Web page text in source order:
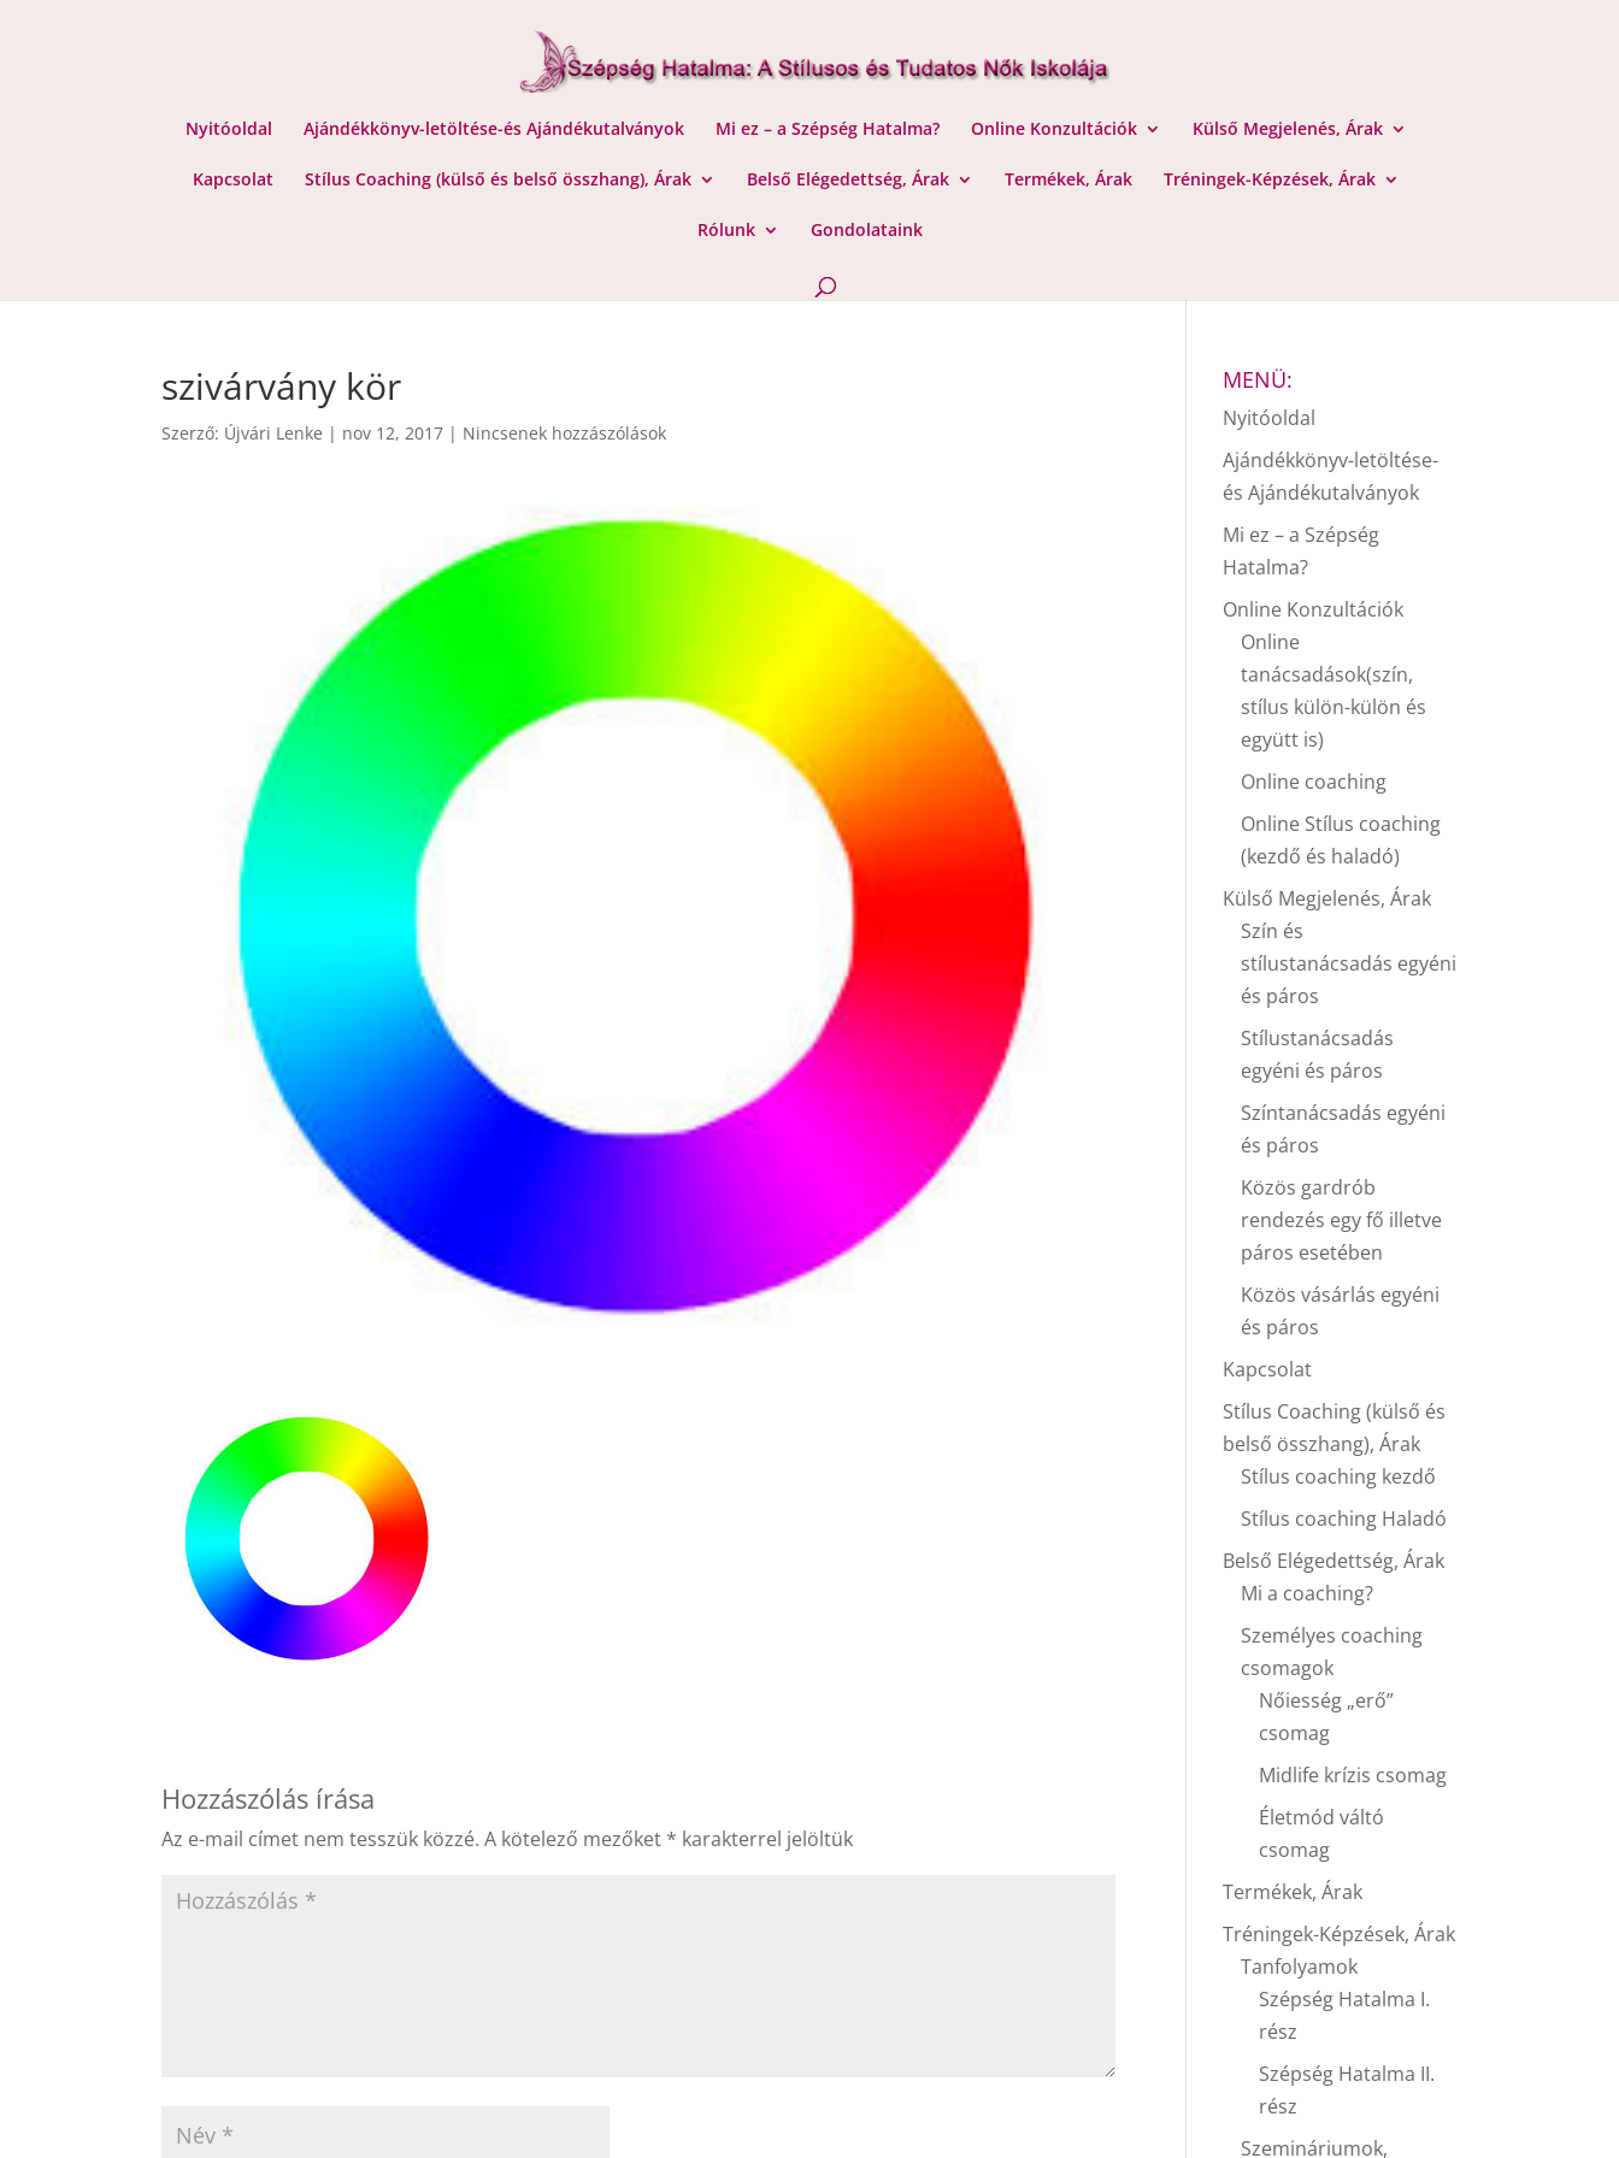
Nyitóoldal Ajándékkönyv-letöltése-és Ajándékutalványok Mi ez – a Szépség Hatalma? Online Konzultációk Külső Megjelenés, Árak
Kapcsolat Stílus Coaching (külső és belső összhang), Árak Belső Elégedettség, Árak Termékek, Árak Tréningek-Képzések, Árak
Rólunk Gondolataink
szivárvány kör
Szerző: Újvári Lenke | nov 12, 2017 | Nincsenek hozzászólások
Hozzászólás írása
Az e-mail címet nem tesszük közzé. A kötelező mezőket * karakterrel jelöltük
MENÜ:
Nyitóoldal
Ajándékkönyv-letöltése-
és Ajándékutalványok
Mi ez – a Szépség
Hatalma?
Online Konzultációk
Online
tanácsadások(szín,
stílus külön-külön és
együtt is)
Online coaching
Online Stílus coaching
(kezdő és haladó)
Külső Megjelenés, Árak
Szín és
stílustanácsadás egyéni
és páros
Stílustanácsadás
egyéni és páros
Színtanácsadás egyéni
és páros
Közös gardrób
rendezés egy fő illetve
páros esetében
Közös vásárlás egyéni
és páros
Kapcsolat
Stílus Coaching (külső és
belső összhang), Árak
Stílus coaching kezdő
Stílus coaching Haladó
Belső Elégedettség, Árak
Mi a coaching?
Személyes coaching
csomagok
Nőiesség „erő”
csomag
Midlife krízis csomag
Életmód váltó
csomag
Termékek, Árak
Tréningek-Képzések, Árak
Tanfolyamok
Szépség Hatalma I.
rész
Szépség Hatalma II.
rész
Szemináriumok,